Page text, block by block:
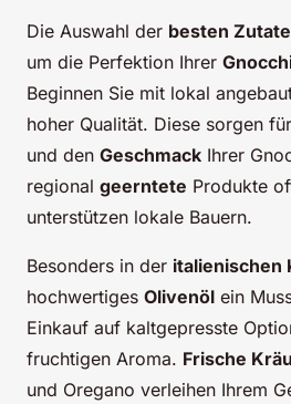
Die Auswahl der besten
um die Perfektion Ihrer
Beginnen Sie mit lokal
hoher Qualität. Diese sorgen
und den Geschmack Ihrer
regional geerntete Produkte
unterstützen lokale Bauern.
Besonders in der italienischen
hochwertiges Olivenöl ein
Einkauf auf kaltgepresste
fruchtigen Aroma. Frische
und Oregano verleihen Ihrem